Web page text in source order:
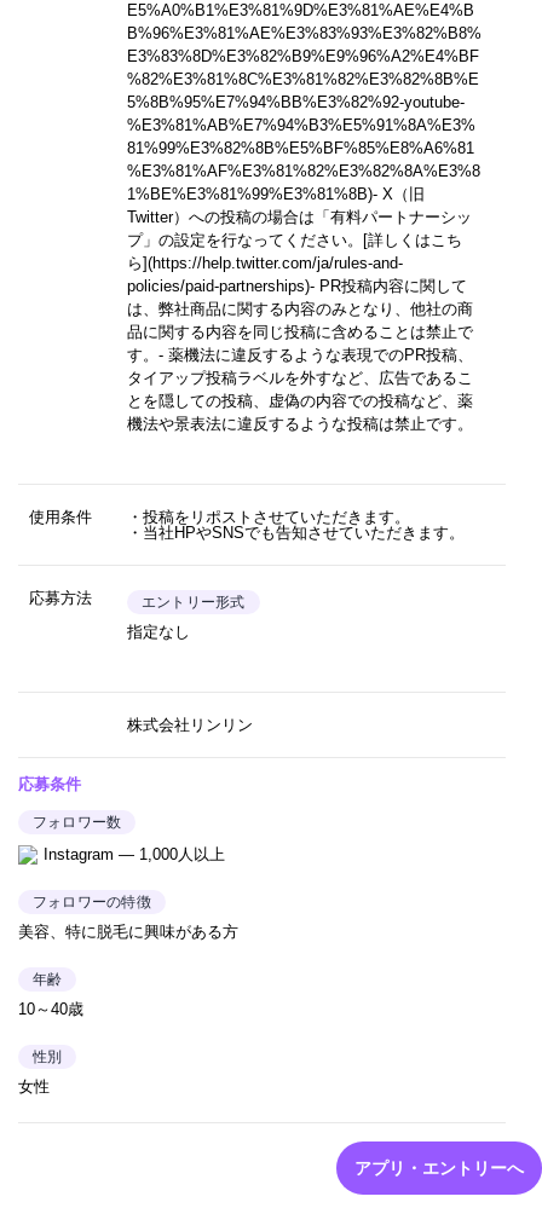
E5%A0%B1%E3%81%9D%E3%81%AE%E4%B
B%96%E3%81%AE%E3%83%93%E3%82%B8%
E3%83%8D%E3%82%B9%E9%96%A2%E4%BF
%82%E3%81%8C%E3%81%82%E3%82%8B%E
5%8B%95%E7%94%BB%E3%82%92-youtube-
%E3%81%AB%E7%94%B3%E5%91%8A%E3%
81%99%E3%82%8B%E5%BF%85%E8%A6%81
%E3%81%AF%E3%81%82%E3%82%8A%E3%8
1%BE%E3%81%99%E3%81%8B)- X（旧
Twitter）への投稿の場合は「有料パートナーシッ
プ」の設定を行なってください。
[詳しくはこち
ら](https://help.twitter.com/ja/rules-and-
policies/paid-partnerships)- PR投稿内容に関して
は、弊社商品に関する内容のみとなり、他社の商
品に関する内容を同じ投稿に含めることは禁止で
す。- 薬機法に違反するような表現でのPR投稿、
タイアップ投稿ラベルを外すなど、広告であるこ
とを隠しての投稿、虚偽の内容での投稿など、薬
機法や景表法に違反するような投稿は禁止です。
使用条件
・投稿をリポストさせていただきます。
・当社HPやSNSでも告知させていただきます。
応募方法 エントリー形式
指定なし
株式会社リンリン
応募条件
フォロワー数
Instagram — 1,000人以上
フォロワーの特徴
美容、特に脱毛に興味がある方
年齢
10～40歳
性別
女性
アプリ・エントリーへ